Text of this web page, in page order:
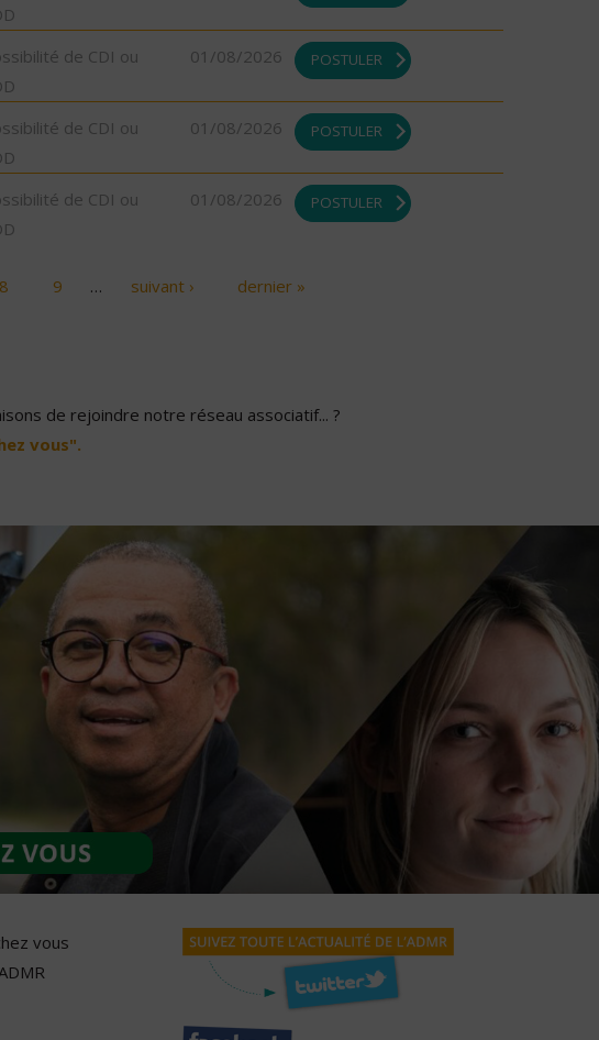
de CDI ou
01/08/2026 POSTULER
de CDI ou
01/08/2026 POSTULER
de CDI ou
01/08/2026 POSTULER
8 9 … suivant › dernier »
de rejoindre notre réseau associatif... ?
vous".
vous